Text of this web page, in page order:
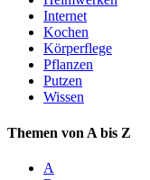
Internet
Kochen
Körperflege
Pflanzen
Putzen
Wissen
Themen von A bis Z
A